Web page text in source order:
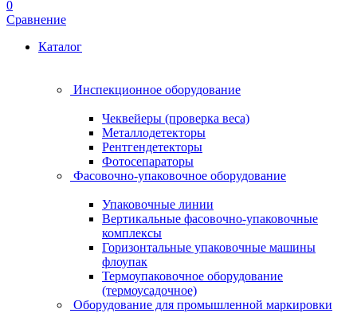
0
Сравнение
Каталог
Инспекционное оборудование
Чеквейеры (проверка веса)
Металлодетекторы
Рентгендетекторы
Фотосепараторы
Фасовочно-упаковочное оборудование
Упаковочные линии
Вертикальные фасовочно-упаковочные
комплексы
Горизонтальные упаковочные машины
флоупак
Термоупаковочное оборудование
(термоусадочное)
Оборудование для промышленной маркировки